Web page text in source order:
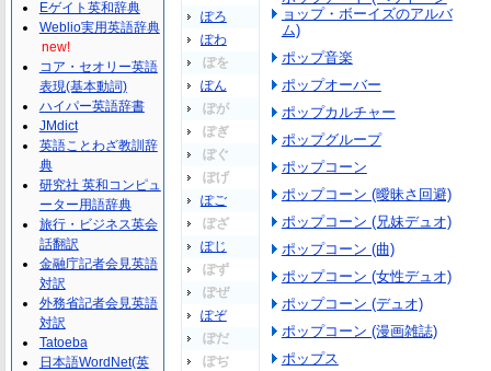
ぽろ
ぽわ
ぽを
ぽん
ぽが
ぽぎ
ぽぐ
ぽげ
ぽご
ぽざ
ぽじ
ぽず
ぽぜ
ぽぞ
ぽだ
ぽぢ
ョップ・ボーイズのアルバ
ム)
ポップ音楽
ポップオーバー
ポップカルチャー
ポップグループ
ポップコーン
ポップコーン (曖昧さ回避)
ポップコーン (兄妹デュオ)
ポップコーン (曲)
ポップコーン (女性デュオ)
ポップコーン (デュオ)
ポップコーン (漫画雑誌)
ポップス
Eゲイト英和辞典
Weblio実用英語辞典
new!
コア・セオリー英語
表現(基本動詞)
ハイパー英語辞書
JMdict
英語ことわざ教訓辞
典
研究社 英和コンピュ
ーター用語辞典
旅行・ビジネス英会
話翻訳
金融庁記者会見英語
対訳
外務省記者会見英語
対訳
Tatoeba
日本語WordNet(英